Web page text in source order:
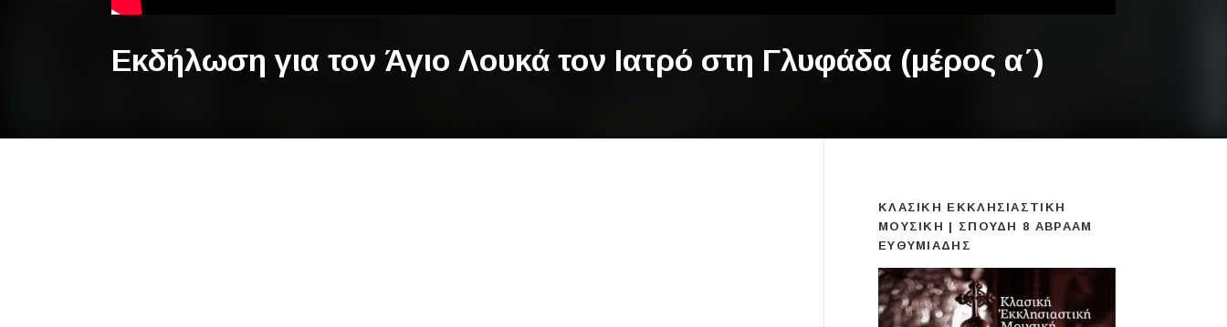
Εκδήλωση για τον Άγιο Λουκά τον Ιατρό στη Γλυφάδα (μέρος α΄)
ΚΛΑΣΙΚΉ ΕΚΚΛΗΣΙΑΣΤΙΚΉ
ΜΟΥΣΙΚΉ | ΣΠΟΥΔΉ 8 ΑΒΡΑΆΜ
ΕΥΘΥΜΙΆΔΗΣ